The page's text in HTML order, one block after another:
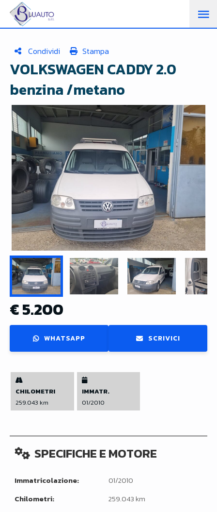
Condividi Stampa
VOLKSWAGEN CADDY 2.0
benzina /metano
€ 5.200
WHATSAPP SCRIVICI
CHILOMETRI
259.043 km
IMMATR.
01/2010
SPECIFICHE E MOTORE
Immatricolazione:
01/2010
Chilometri:
259.043 km